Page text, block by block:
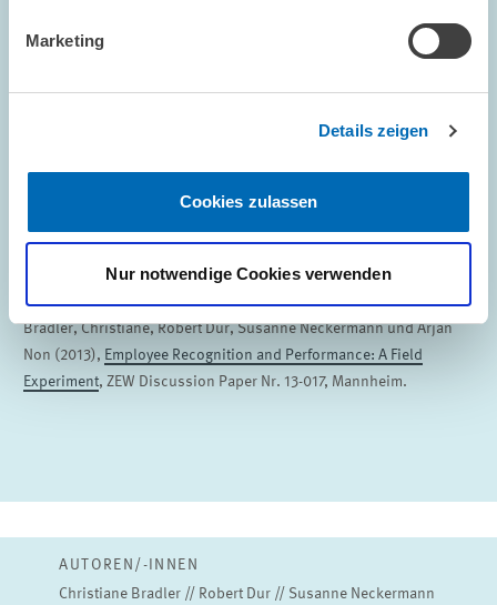
Marketing
Details zeigen
Cookies zulassen
Nur notwendige Cookies verwenden
Konformitätspräferenzen und Reziprozität der Mitarbeiter. Das
heißt, Mitarbeiter versuchen sich zum einen an der Gruppennorm
Die Erkenntnisse unserer Studie legen nahe, dass Anerkennung ein
kosteneffektives Mittel zur Erhöhung der durchschnittlichen
Leistungsbereitschaft darstellt, insbesondere, wenn diese
Gruppe von Leistungsträgern zuteil wird.
Bradler, Christiane, Robert Dur, Susanne Neckermann und Arjan
Non (2013), Employee Recognition and Performance: A Field
Experiment, ZEW Discussion Paper Nr. 13-017, Mannheim.
AUTOREN/-INNEN
Christiane Bradler // Robert Dur // Susanne Neckermann